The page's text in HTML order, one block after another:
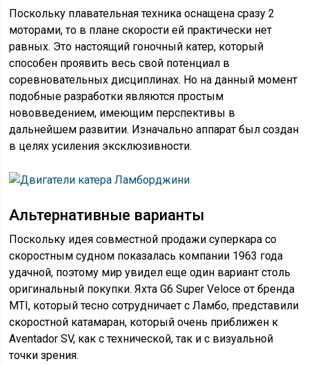
Поскольку плавательная техника оснащена сразу 2
моторами, то в плане скорости ей практически нет
равных. Это настоящий гоночный катер, который
способен проявить весь свой потенциал в
соревновательных дисциплинах. Но на данный момент
подобные разработки являются простым
нововведением, имеющим перспективы в
дальнейшем развитии. Изначально аппарат был создан
в целях усиления эксклюзивности.
Альтернативные варианты
Поскольку идея совместной продажи суперкара со
скоростным судном показалась компании 1963 года
удачной, поэтому мир увидел еще один вариант столь
оригинальный покупки. Яхта G6 Super Veloce от бренда
MTI, который тесно сотрудничает с Ламбо, представили
скоростной катамаран, который очень приближен к
Aventador SV, как с технической, так и с визуальной
точки зрения.